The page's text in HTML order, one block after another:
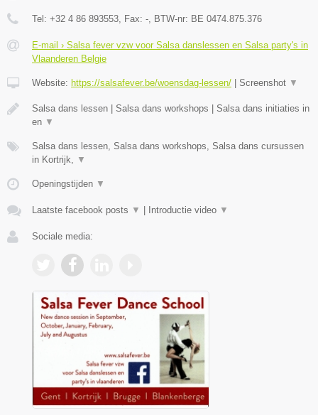
Tel: +32 4 86 893553, Fax: -, BTW-nr: BE 0474.875.376
E-mail › Salsa fever vzw voor Salsa danslessen en Salsa party's in
Vlaanderen Belgie
Website: https://salsafever.be/woensdag-lessen/ Screenshot ▼
Salsa dans lessen | Salsa dans workshops | Salsa dans initiaties in
en ▼
Salsa dans lessen, Salsa dans workshops, Salsa dans cursussen
in Kortrijk, ▼
Openingstijden ▼
Laatste facebook posts ▼ Introductie video ▼
Sociale media: